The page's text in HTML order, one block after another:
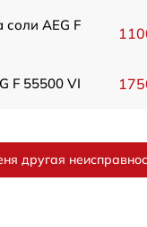
соли AEG F
F 55500 VI
другая